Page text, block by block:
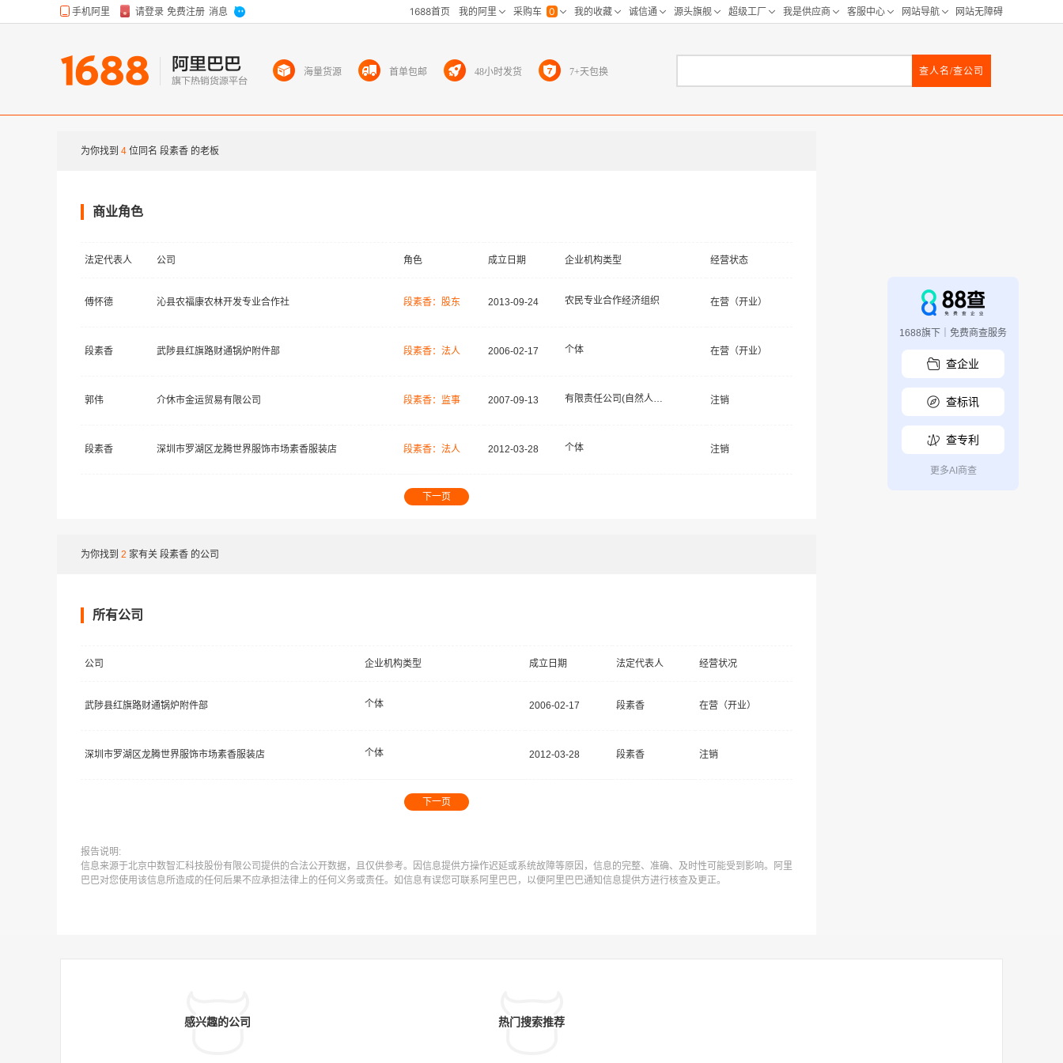
海量货源 首单包邮 48小时发货 7+天包换 查人名/查公司
为你找到 4 位同名 段素香 的老板
商业角色
法定代表人 公司 角色 成立日期 企业机构类型 经营状态
傅怀德 沁县农福康农林开发专业合作社 段素香：股东 2013-09-24 农民专业合作经济组织 在营（开业）
段素香 武陟县红旗路财通锅炉附件部 段素香：法人 2006-02-17 个体 在营（开业）
郭伟 介休市金运贸易有限公司 段素香：监事 2007-09-13 有限责任公司(自然人投资或控股) 注销
段素香 深圳市罗湖区龙腾世界服饰市场素香服装店 段素香：法人 2012-03-28 个体 注销
下一页
为你找到 2 家有关 段素香 的公司
所有公司
公司 企业机构类型 成立日期 法定代表人 经营状况
武陟县红旗路财通锅炉附件部 个体 2006-02-17 段素香 在营（开业）
深圳市罗湖区龙腾世界服饰市场素香服装店 个体 2012-03-28 段素香 注销
下一页
报告说明:
信息来源于北京中数智汇科技股份有限公司提供的合法公开数据，且仅供参考。因信息提供方操作迟延或系统故障等原因，信息的完整、准确、及时性可能受到影响。阿里
巴巴对您使用该信息所造成的任何后果不应承担法律上的任何义务或责任。如信息有误您可联系阿里巴巴，以便阿里巴巴通知信息提供方进行核查及更正。
感兴趣的公司 热门搜索推荐
1688旗下｜免费商查服务
查企业
查标讯
查专利
更多AI商查